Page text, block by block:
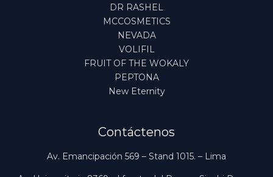
DR RASHEL
MCCOSMETICS
NEVADA
VOLIFIL
FRUIT OF THE WOKALY
PEPTONA
New Eternity
Contáctenos
Av. Emancipación 569 – Stand 1015. – Lima